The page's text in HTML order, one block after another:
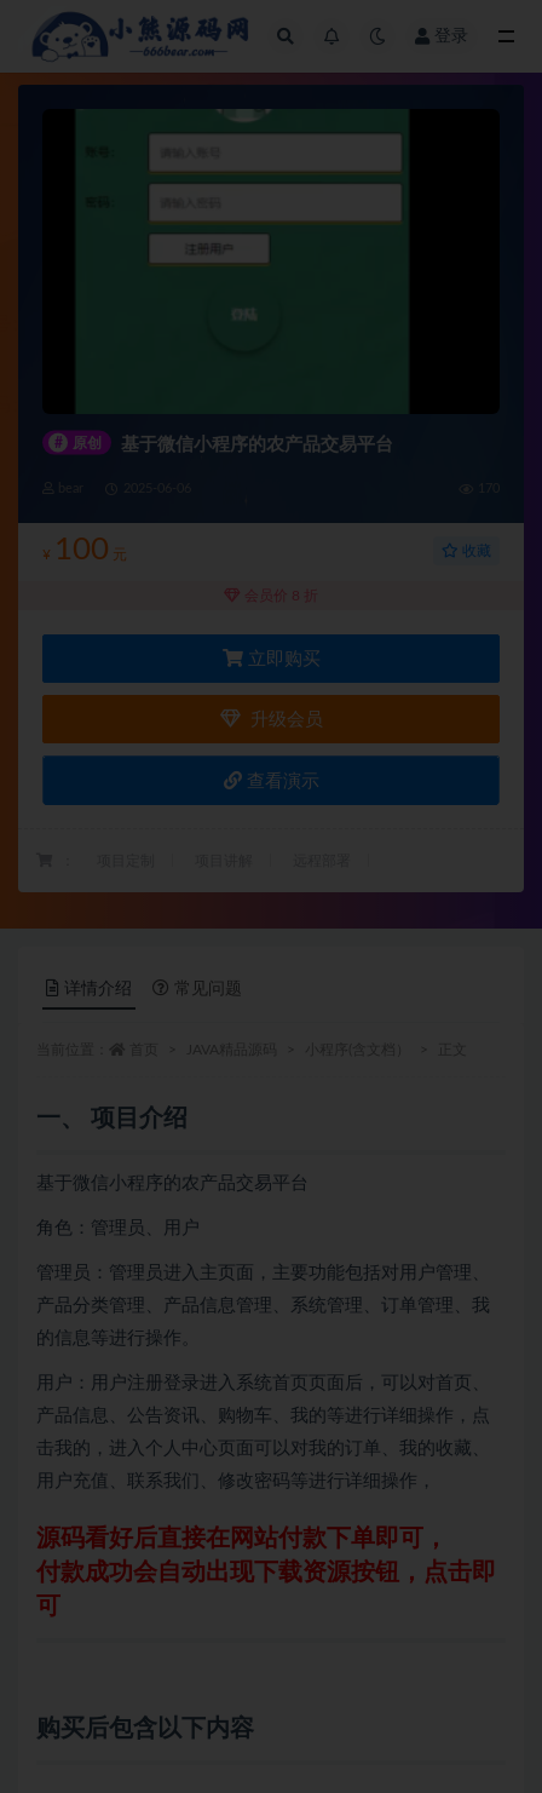
登录
# 原创 基于微信小程序的农产品交易平台
¥ 100 元 收藏
会员价 8 折
立即购买
升级会员
查看演示
详情介绍 常见问题
一、 项目介绍
基于微信小程序的农产品交易平台
角色：管理员、用户
管理员：管理员进入主页面，主要功能包括对用户管理、
产品分类管理、产品信息管理、系统管理、订单管理、我
的信息等进行操作。
用户：用户注册登录进入系统首页页面后，可以对首页、
产品信息、公告资讯、购物车、我的等进行详细操作，点
击我的，进入个人中心页面可以对我的订单、我的收藏、
用户充值、联系我们、修改密码等进行详细操作，
源码看好后直接在网站付款下单即可，
付款成功会自动出现下载资源按钮，点击即
可
购买后包含以下内容